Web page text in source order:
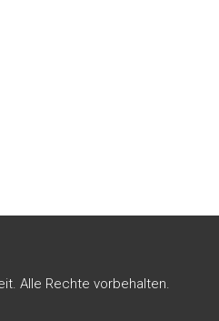
Alle Rechte vorbehalten.